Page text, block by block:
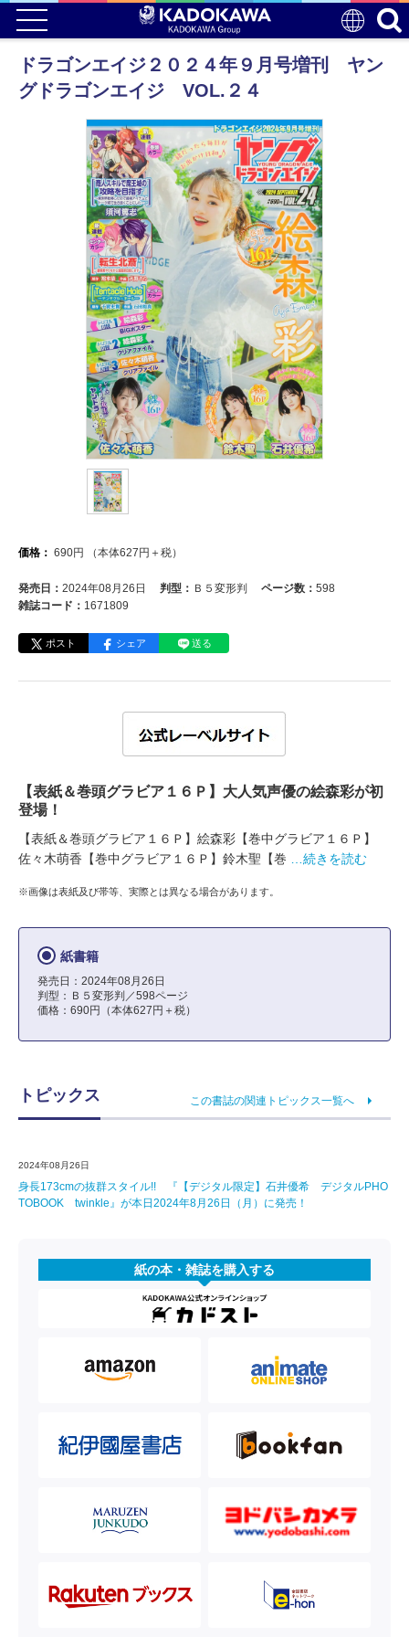
ドラゴンエイジ２０２４年９月号増刊 ヤン
グドラゴンエイジ VOL.２４
価格： 690円 （本体627 円＋税）
発売日： 2024年08月26日 判型： Ｂ５変形判 ページ数： 598
雑誌コード： 1671809
ポスト シェア 送る
【表紙＆巻頭グラビア１６Ｐ】大人気声優の絵森彩が初
登場！
【表紙＆巻頭グラビア１６Ｐ】絵森彩【巻中グラビア１６Ｐ】
佐々木萌香【巻中グラビア１６Ｐ】鈴木聖【巻
…続きを読む
※画像は表紙及び帯等、実際とは異なる場合があります。
紙書籍
発売日：2024年08月26日
判型：Ｂ５変形判／598ページ
価格：690円（本体627円＋税）
トピックス この書誌の関連トピックス一覧へ
2024年08月26日
身長173cmの抜群スタイル!! 『【デジタル限定】石井優希 デジタルPHO
TOBOOK twinkle』が本日2024年8月26日（月）に発売！
紙の本・雑誌を購入する